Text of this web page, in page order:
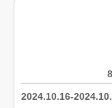
2024.10.16-